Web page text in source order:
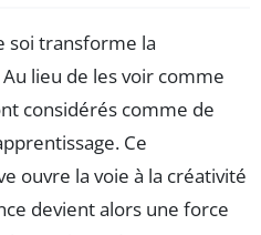
soi transforme la
lieu de les voir comme
considérés comme de
Ce
ouvre la voie à la créativité
devient alors une force